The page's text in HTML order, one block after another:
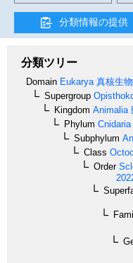
分類情報の提供
分類ツリー
Domain Eukarya 真核生
Supergroup
Kingdom Animalia
Phylum Cnidaria
Subphylum
Class
Order